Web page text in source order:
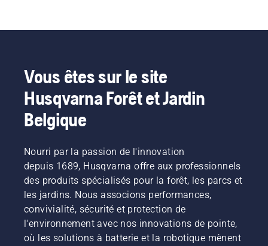
Vous êtes sur le site
Husqvarna Forêt et Jardin
Belgique
Nourri par la passion de l'innovation
depuis 1689, Husqvarna offre aux professionnels
des produits spécialisés pour la forêt, les parcs et
les jardins. Nous associons performances,
convivialité, sécurité et protection de
l'environnement avec nos innovations de pointe,
où les solutions à batterie et la robotique mènent